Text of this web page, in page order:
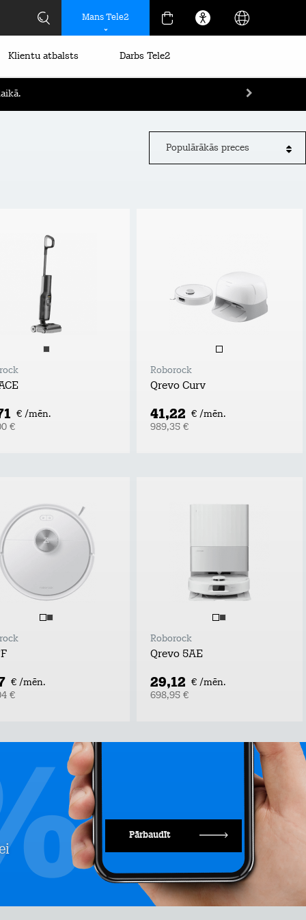
Mans Tele2
Klientu atbalsts Darbs Tele2
Populārākās preces
€ /mēn.
€
Roborock
Qrevo Curv
41,22 € /mēn.
989,35 €
€ /mēn.
€
Roborock
Qrevo 5AE
29,12 € /mēn.
698,95 €
Pārbaudīt